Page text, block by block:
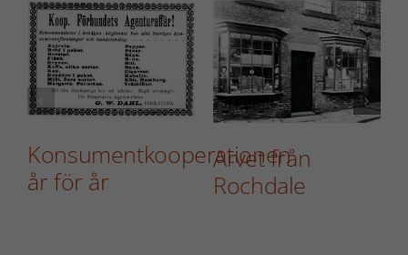
Konsumentkooperationen
år för år
Arvet från
Rochdale
erbjudanden.